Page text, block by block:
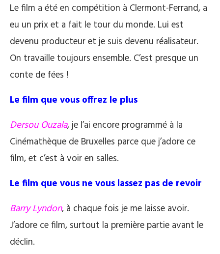
Le film a été en compétition à Clermont-Ferrand, a
eu un prix et a fait le tour du monde. Lui est
devenu producteur et je suis devenu réalisateur.
On travaille toujours ensemble. C’est presque un
conte de fées !
Le film que vous offrez le plus
Dersou Ouzala, je l’ai encore programmé à la
Cinémathèque de Bruxelles parce que j’adore ce
film, et c’est à voir en salles.
Le film que vous ne vous lassez pas de revoir
Barry Lyndon, à chaque fois je me laisse avoir.
J’adore ce film, surtout la première partie avant le
déclin.